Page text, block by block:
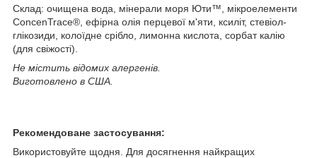
Склад: очищена вода, мінерали моря Юти™, мікроелементи
ConcenTrace®, ефірна олія перцевої м'яти, ксиліт, стевіол-
глікозиди, колоїдне срібло, лимонна кислота, сорбат калію
(для свіжості).
Не містить відомих алергенів.
Виготовлено в США.
Рекомендоване застосування:
Використовуйте щодня. Для досягнення найкращих